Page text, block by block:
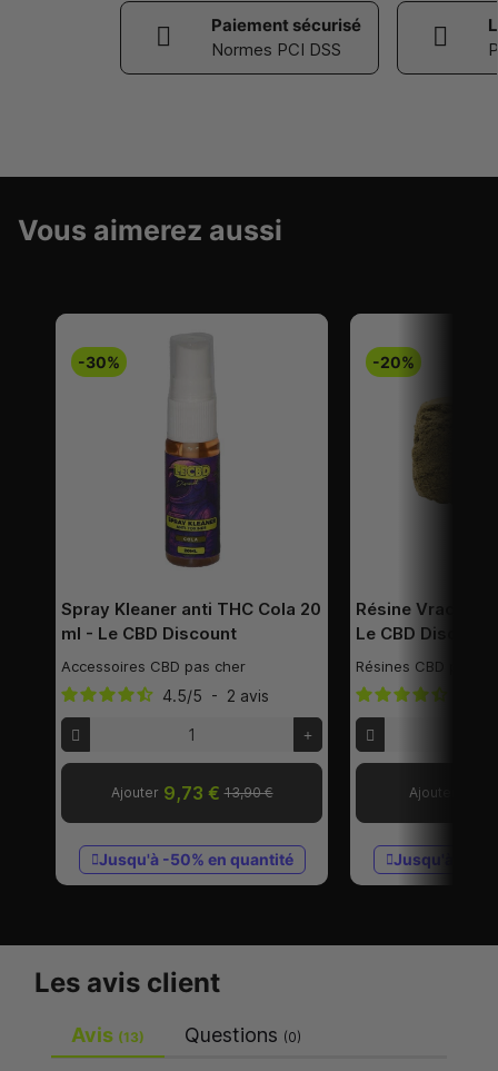
Paiement sécurisé
Normes PCI DSS
Vous aimerez aussi
-30%
Spray Kleaner anti THC Cola 20
ml - Le CBD Discount
Accessoires CBD pas cher
4.5/5 - 2 avis
Ajouter 9,73 € 13,90 €
Jusqu'à -50% en quantité
-20%
Résine Vrac
Le CBD Discount
Résines CBD
Ajouter
Jusqu'à -
Les avis client
Avis (13) Questions (0)